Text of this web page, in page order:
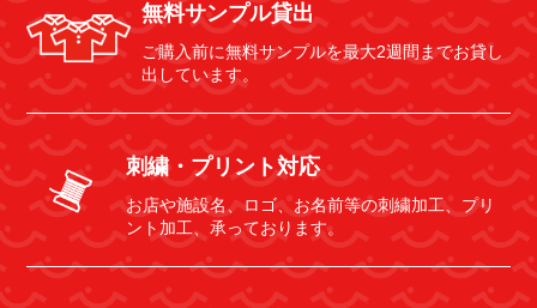
無料サンプル貸出
ご購入前に無料サンプルを最大2週間までお貸し
出しています。
刺繍・プリント対応
お店や施設名、ロゴ、お名前等の刺繍加工、プリ
ント加工、承っております。